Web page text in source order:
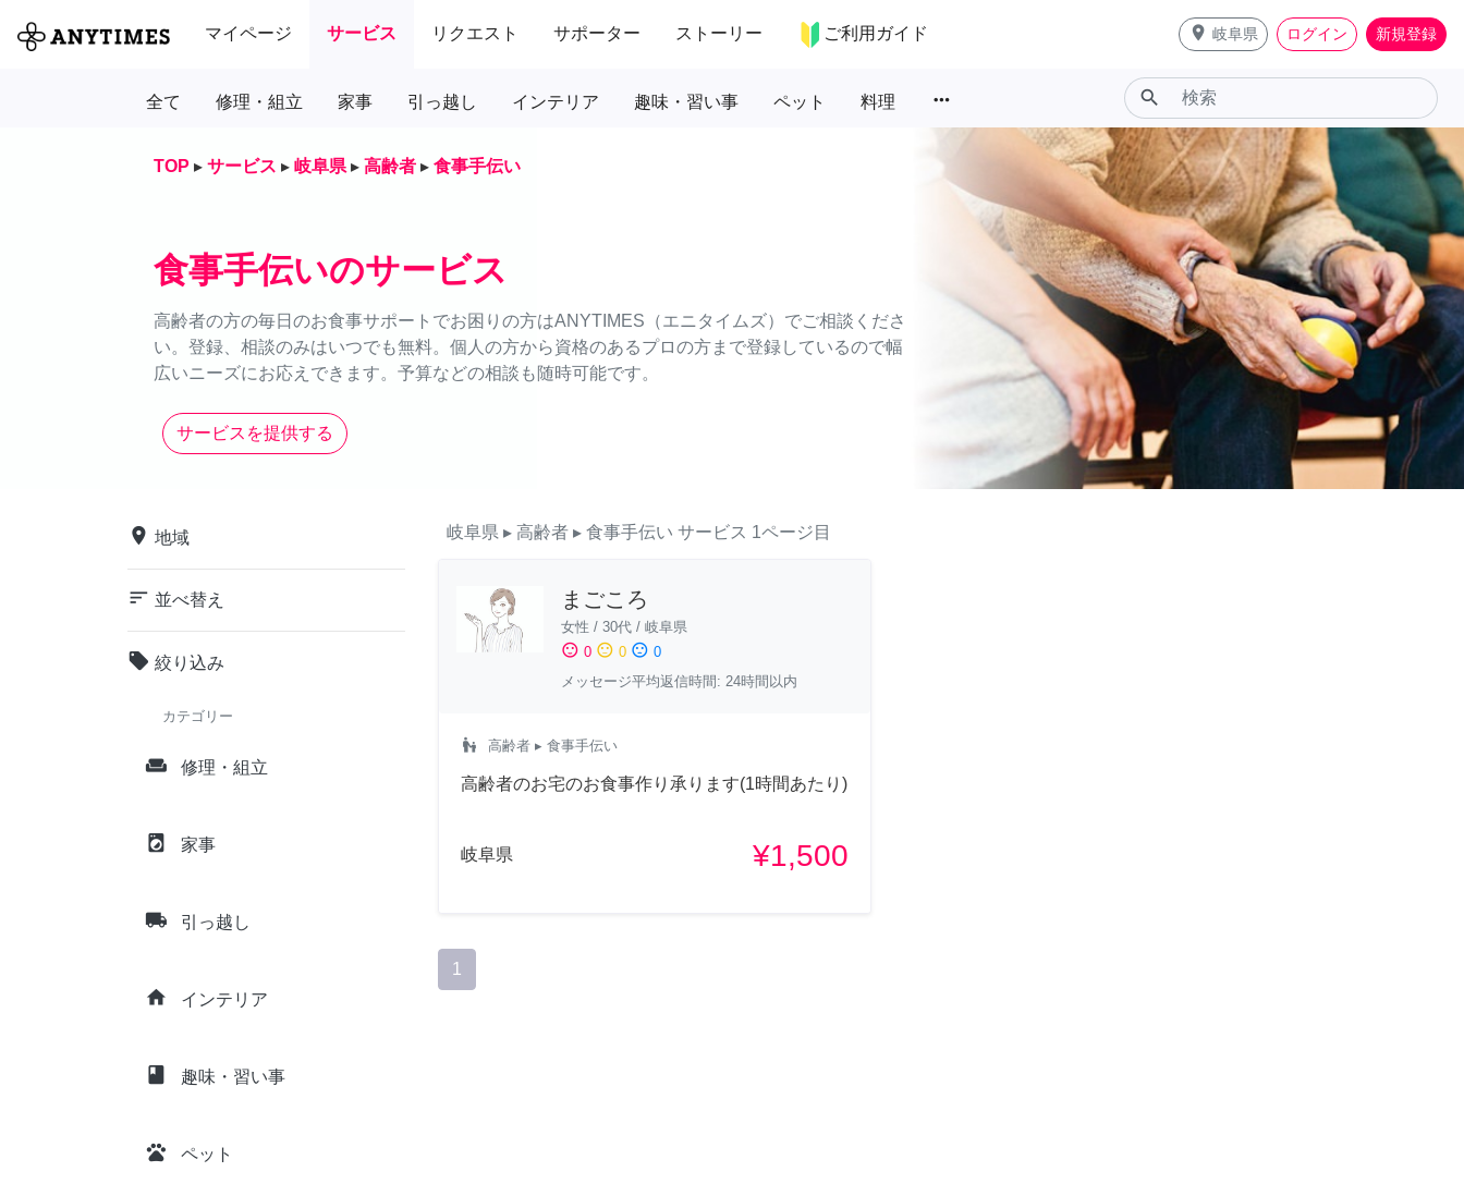
マイページ サービス リクエスト サポーター ストーリー ご利用ガイド place 岐阜県 ログイン 新規登録
全て 修理・組立 家事 引っ越し インテリア 趣味・習い事 ペット 料理 more_horiz search
TOP ▸ サービス ▸ 岐阜県 ▸ 高齢者 ▸ 食事手伝い
食事手伝いのサービス
高齢者の方の毎日のお食事サポートでお困りの方はANYTIMES（エニタイムズ）でご相談くださ
い。登録、相談のみはいつでも無料。個人の方から資格のあるプロの方まで登録しているので幅
広いニーズにお応えできます。予算などの相談も随時可能です。
サービスを提供する
place 地域
sort 並べ替え
local_offer 絞り込み
カテゴリー
weekend 修理・組立
local_laundry_service 家事
local_shipping 引っ越し
home インテリア
class 趣味・習い事
pets ペット
岐阜県 ▸ 高齢者 ▸ 食事手伝い サービス 1ページ目
まごころ
女性 / 30代 / 岐阜県
sentiment_satisfied 0 sentiment_neutral 0 sentiment_dissatisfied 0
メッセージ平均返信時間: 24時間以内
escalator_warning 高齢者 ▸ 食事手伝い
高齢者のお宅のお食事作り承ります(1時間あたり)
岐阜県 ¥1,500
1